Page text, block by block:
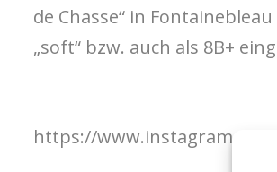
de Chasse“ in
„soft“ bzw. auch als 8B+
https://www.instagram.com/